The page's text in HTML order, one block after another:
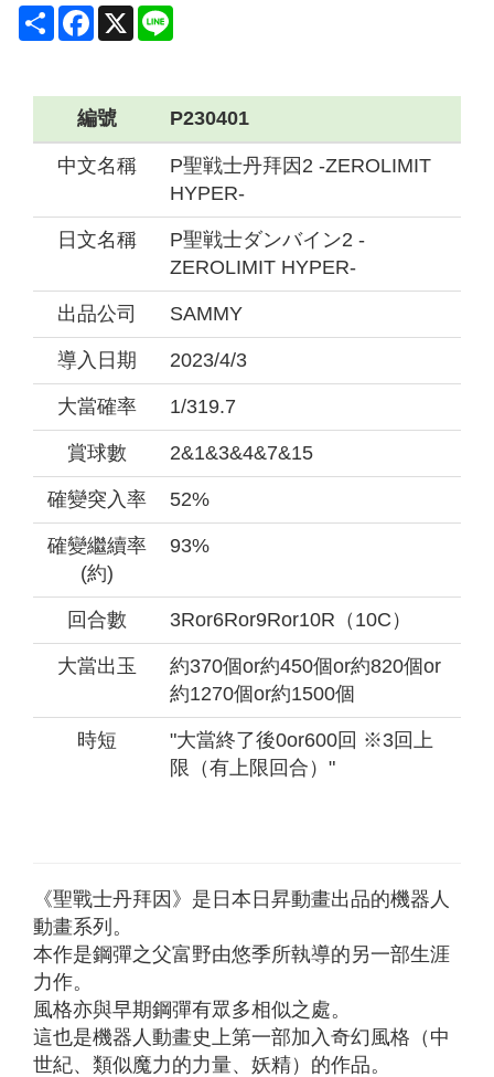
ShareFacebook
X
編號 P230401
中文名稱
P聖戦士丹拜因2 -ZEROLIMIT
HYPER-
日文名稱
P聖戦士ダンバイン2 -
ZEROLIMIT HYPER-
出品公司 SAMMY
導入日期 2023/4/3
大當確率 1/319.7
賞球數 2&1&3&4&7&15
確變突入率 52%
確變繼續率
(約)
93%
回合數 3Ror6Ror9Ror10R（10C）
大當出玉
約370個or約450個or約820個or
約1270個or約1500個
時短
"大當終了後0or600回 ※3回上
限（有上限回合）"
《聖戰士丹拜因》是日本日昇動畫出品的機器人
動畫系列。
本作是鋼彈之父富野由悠季所執導的另一部生涯
力作。
風格亦與早期鋼彈有眾多相似之處。
這也是機器人動畫史上第一部加入奇幻風格（中
世紀、類似魔力的力量、妖精）的作品。